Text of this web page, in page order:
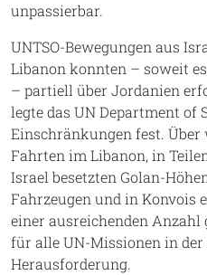
unpassierbar.
UNTSO-Bewegungen aus
Libanon konnten – soweit
– partiell über Jordanien
legte das UN Department of
Einschränkungen fest.
Fahrten im Libanon, in
Israel besetzten Golan-
Fahrzeugen und in Konvois
einer ausreichenden Anzahl
für alle UN-Missionen in der
Herausforderung.